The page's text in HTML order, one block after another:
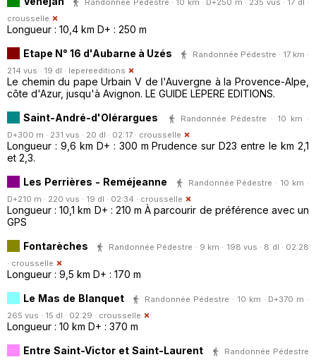
crousselle
Longueur : 10,4 km D+ : 250 m
Etape N° 16 d'Aubarne à Uzés
Randonnée Pédestre · 17 km ·
214 vus · 19 dl · lepereeditions
Le chemin du pape Urbain V de l'Auvergne à la Provence-Alpe,
côte d'Azur, jusqu'à Avignon. LE GUIDE LEPERE EDITIONS.
Saint-André-d'Olérargues
Randonnée Pédestre · 10 km ·
D+300 m · 231 vus · 20 dl · 02:17 · crousselle
Longueur : 9,6 km D+ : 300 m Prudence sur D23 entre le km 2,1
et 2,3.
Les Perrières - Reméjeanne
Randonnée Pédestre · 10 km ·
D+210 m · 220 vus · 19 dl · 02:34 · crousselle
Longueur : 10,1 km D+ : 210 m À parcourir de préférence avec un
GPS
Fontarèches
Randonnée Pédestre · 9 km · 198 vus · 8 dl · 02:28
· crousselle
Longueur : 9,5 km D+ : 170 m
Le Mas de Blanquet
Randonnée Pédestre · 10 km · D+370 m ·
265 vus · 15 dl · 02:29 · crousselle
Longueur : 10 km D+ : 370 m
Entre Saint-Victor et Saint-Laurent
Randonnée Pédestre